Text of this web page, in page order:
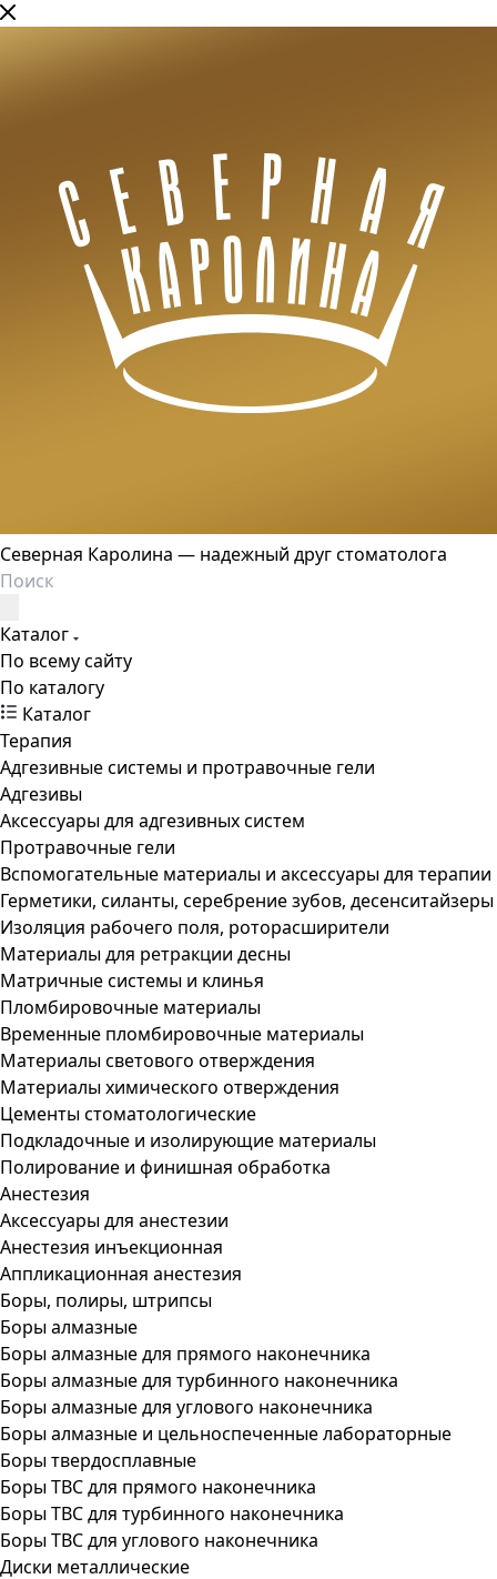
Северная Каролина — надежный друг стоматолога
Каталог
По всему сайту
По каталогу
Каталог
Терапия
Адгезивные системы и протравочные гели
Адгезивы
Аксессуары для адгезивных систем
Протравочные гели
Вспомогательные материалы и аксессуары для терапии
Герметики, силанты, серебрение зубов, десенситайзеры
Изоляция рабочего поля, роторасширители
Материалы для ретракции десны
Матричные системы и клинья
Пломбировочные материалы
Временные пломбировочные материалы
Материалы светового отверждения
Материалы химического отверждения
Цементы стоматологические
Подкладочные и изолирующие материалы
Полирование и финишная обработка
Анестезия
Аксессуары для анестезии
Анестезия инъекционная
Аппликационная анестезия
Боры, полиры, штрипсы
Боры алмазные
Боры алмазные для прямого наконечника
Боры алмазные для турбинного наконечника
Боры алмазные для углового наконечника
Боры алмазные и цельноспеченные лабораторные
Боры твердосплавные
Боры ТВС для прямого наконечника
Боры ТВС для турбинного наконечника
Боры ТВС для углового наконечника
Диски металлические